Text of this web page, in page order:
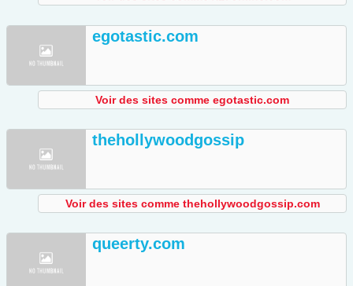
egotastic.com
Voir des sites comme egotastic.com
thehollywoodgossip
Voir des sites comme thehollywoodgossip.com
queerty.com